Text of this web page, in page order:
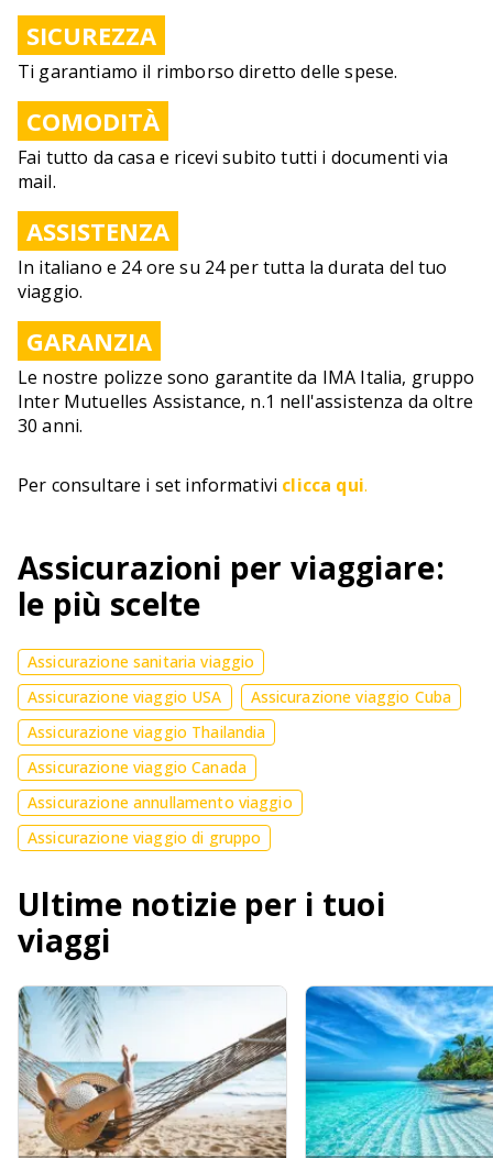
SICUREZZA
Ti garantiamo il rimborso diretto delle spese.
COMODITÀ
Fai tutto da casa e ricevi subito tutti i documenti via
mail.
ASSISTENZA
In italiano e 24 ore su 24 per tutta la durata del tuo
viaggio.
GARANZIA
Le nostre polizze sono garantite da IMA Italia, gruppo
Inter Mutuelles Assistance, n.1 nell'assistenza da oltre
30 anni.
Per consultare i set informativi clicca qui.
Assicurazioni per viaggiare:
le più scelte
Assicurazione sanitaria viaggio
Assicurazione viaggio USA
Assicurazione viaggio Cuba
Assicurazione viaggio Thailandia
Assicurazione viaggio Canada
Assicurazione annullamento viaggio
Assicurazione viaggio di gruppo
Ultime notizie per i tuoi
viaggi